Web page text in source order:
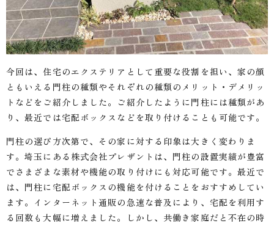
今回は、住宅のエクステリアとして重要な役割を担い、家の顔
ともいえる門柱の種類やそれぞれの種類のメリット・デメリッ
トなどをご紹介しました。ご紹介したように門柱には種類があ
り、最近では宅配ボックスなどを取り付けることも可能です。
門柱の選び方次第で、その家に対する印象は大きく変わりま
す。埼玉にある株式会社プレザントは、門柱の設置実績が豊富
でさまざまな素材や機能の取り付けにも対応可能です。最近で
は、門柱に宅配ボックスの機能を付けることをおすすめしてい
ます。インターネット通販の急速な普及により、宅配を利用す
る回数も大幅に増えました。しかし、共働き家庭だと不在の時